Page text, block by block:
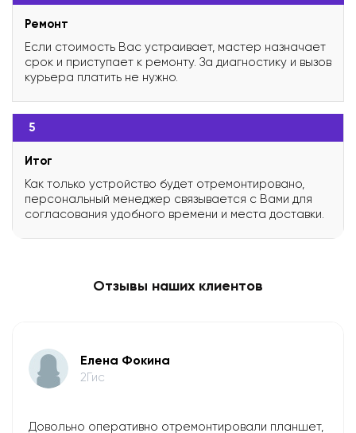
Ремонт
Если стоимость Вас устраивает, мастер назначает
срок и приступает к ремонту. За диагностику и вызов
курьера платить не нужно.
5
Итог
Как только устройство будет отремонтировано,
персональный менеджер связывается с Вами для
согласования удобного времени и места доставки.
Отзывы наших клиентов
Елена Фокина
2Гис
Довольно оперативно отремонтировали планшет,